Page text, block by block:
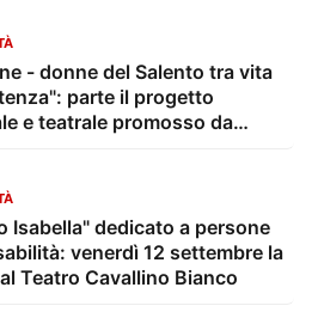
- donne del Salento tra vita
parte il progetto
e teatrale promosso da
Isabella" dedicato a persone
venerdì 12 settembre la
Teatro Cavallino Bianco